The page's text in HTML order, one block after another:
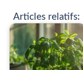
Articles relatifs: